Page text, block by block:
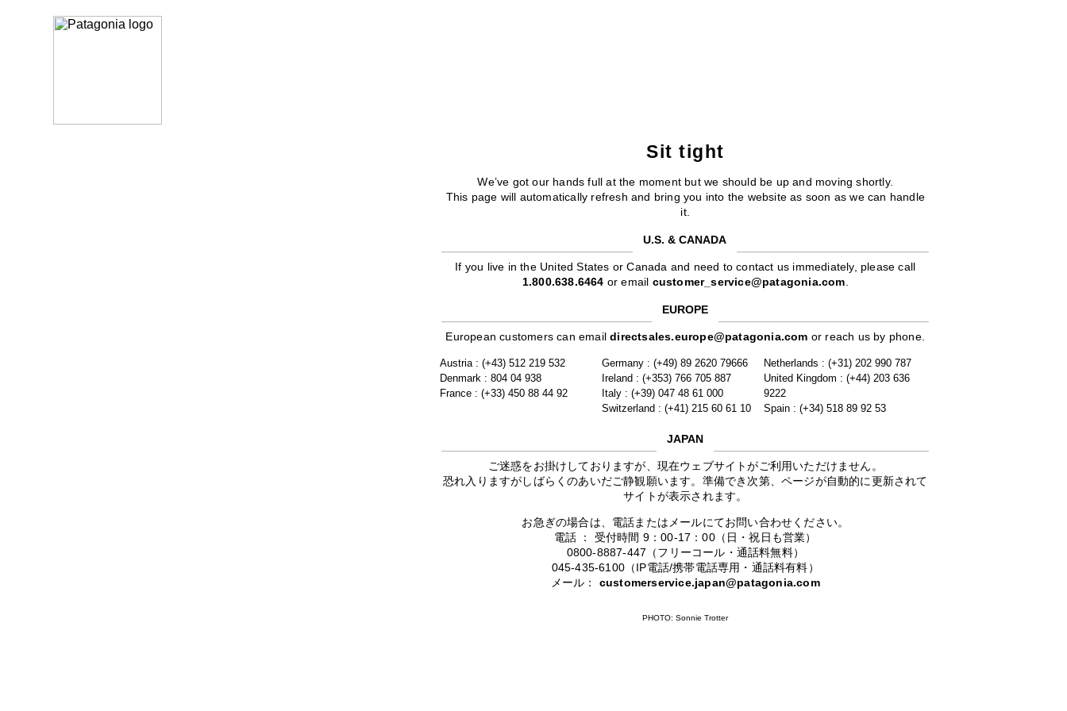
Sit tight
We’ve got our hands full at the moment but we should be up and moving shortly.
This page will automatically refresh and bring you into the website as soon as we can handle
it.
U.S. & CANADA
If you live in the United States or Canada and need to contact us immediately, please call
1.800.638.6464 or email customer_service@patagonia.com.
EUROPE
European customers can emaildirectsales.europe@patagonia.com or reach us by phone.
Austria : (+43) 512 219 532
Denmark : 804 04 938
France : (+33) 450 88 44 92
Germany : (+49) 89 2620 79666
Ireland : (+353) 766 705 887
Italy : (+39) 047 48 61 000
Switzerland : (+41) 215 60 61 10
Netherlands : (+31) 202 990 787
United Kingdom : (+44) 203 636
9222
Spain : (+34) 518 89 92 53
JAPAN
ご迷惑をお掛けしておりますが、現在ウェブサイトがご利用いただけません。
恐れ入りますがしばらくのあいだご静観願います。準備でき次第、ページが自動的に更新されて
サイトが表示されます。
お急ぎの場合は、電話またはメールにてお問い合わせください。
電話 ： 受付時間 9：00-17：00（日・祝日も営業）
0800-8887-447（フリーコール・通話料無料）
045-435-6100（IP電話/携帯電話専用・通話料有料）
メール： customerservice.japan@patagonia.com
PHOTO: Sonnie Trotter